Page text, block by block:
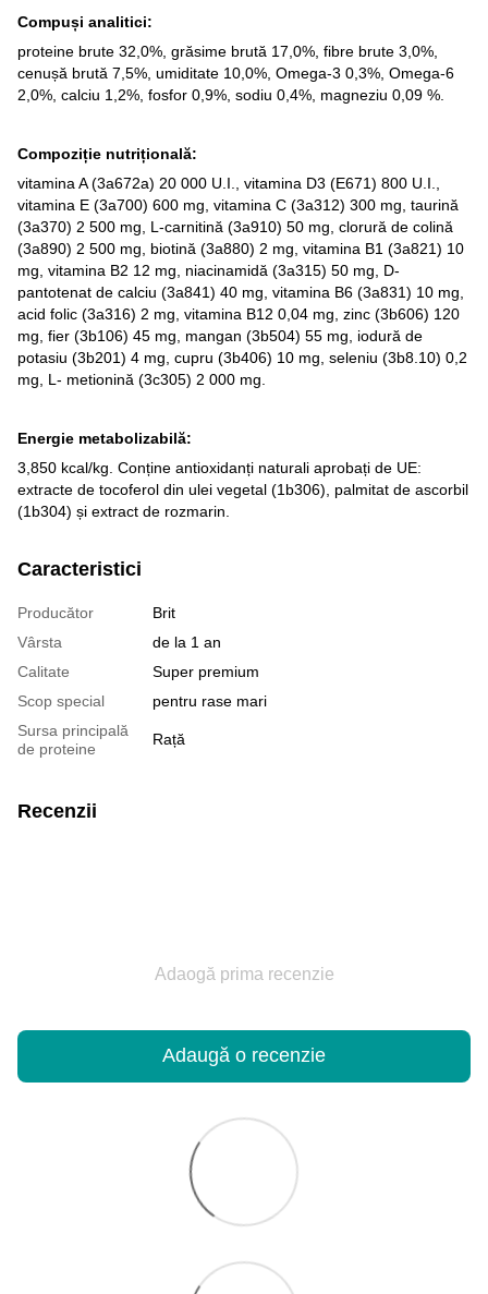
Compuși analitici:
proteine brute 32,0%, grăsime brută 17,0%, fibre brute 3,0%,
cenușă brută 7,5%, umiditate 10,0%, Omega-3 0,3%, Omega-6
2,0%, calciu 1,2%, fosfor 0,9%, sodiu 0,4%, magneziu 0,09 %.
Compoziție nutrițională:
vitamina A (3a672a) 20 000 U.I., vitamina D3 (E671) 800 U.I.,
vitamina E (3a700) 600 mg, vitamina C (3a312) 300 mg, taurină
(3a370) 2 500 mg, L-carnitină (3a910) 50 mg, clorură de colină
(3a890) 2 500 mg, biotină (3a880) 2 mg, vitamina B1 (3a821) 10
mg, vitamina B2 12 mg, niacinamidă (3a315) 50 mg, D-
pantotenat de calciu (3a841) 40 mg, vitamina B6 (3a831) 10 mg,
acid folic (3a316) 2 mg, vitamina B12 0,04 mg, zinc (3b606) 120
mg, fier (3b106) 45 mg, mangan (3b504) 55 mg, iodură de
potasiu (3b201) 4 mg, cupru (3b406) 10 mg, seleniu (3b8.10) 0,2
mg, L- metionină (3c305) 2 000 mg.
Energie metabolizabilă:
3,850 kcal/kg. Conține antioxidanți naturali aprobați de UE:
extracte de tocoferol din ulei vegetal (1b306), palmitat de ascorbil
(1b304) și extract de rozmarin.
Caracteristici
Producător
Brit
Vârsta
de la 1 an
Calitate
Super premium
Scop special
pentru rase mari
Sursa principală
de proteine
Rață
Recenzii
Adaogă prima recenzie
Adaugă o recenzie